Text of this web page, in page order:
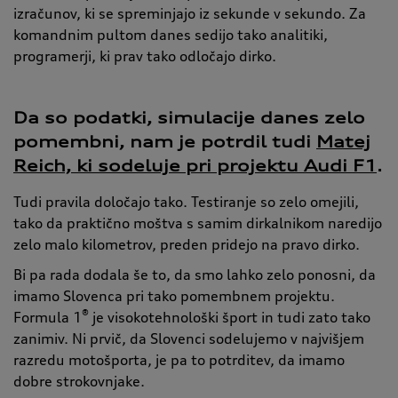
izračunov, ki se spreminjajo iz sekunde v sekundo. Za
komandnim pultom danes sedijo tako analitiki,
programerji, ki prav tako odločajo dirko.
Da so podatki, simulacije danes zelo
pomembni, nam je potrdil tudi Matej
Reich, ki sodeluje pri projektu Audi F1 .
Tudi pravila določajo tako. Testiranje so zelo omejili,
tako da praktično moštva s samim dirkalnikom naredijo
zelo malo kilometrov, preden pridejo na pravo dirko.
Bi pa rada dodala še to, da smo lahko zelo ponosni, da
imamo Slovenca pri tako pomembnem projektu.
Formula 1 ® je visokotehnološki šport in tudi zato tako
zanimiv. Ni prvič, da Slovenci sodelujemo v najvišjem
razredu motošporta, je pa to potrditev, da imamo
dobre strokovnjake.